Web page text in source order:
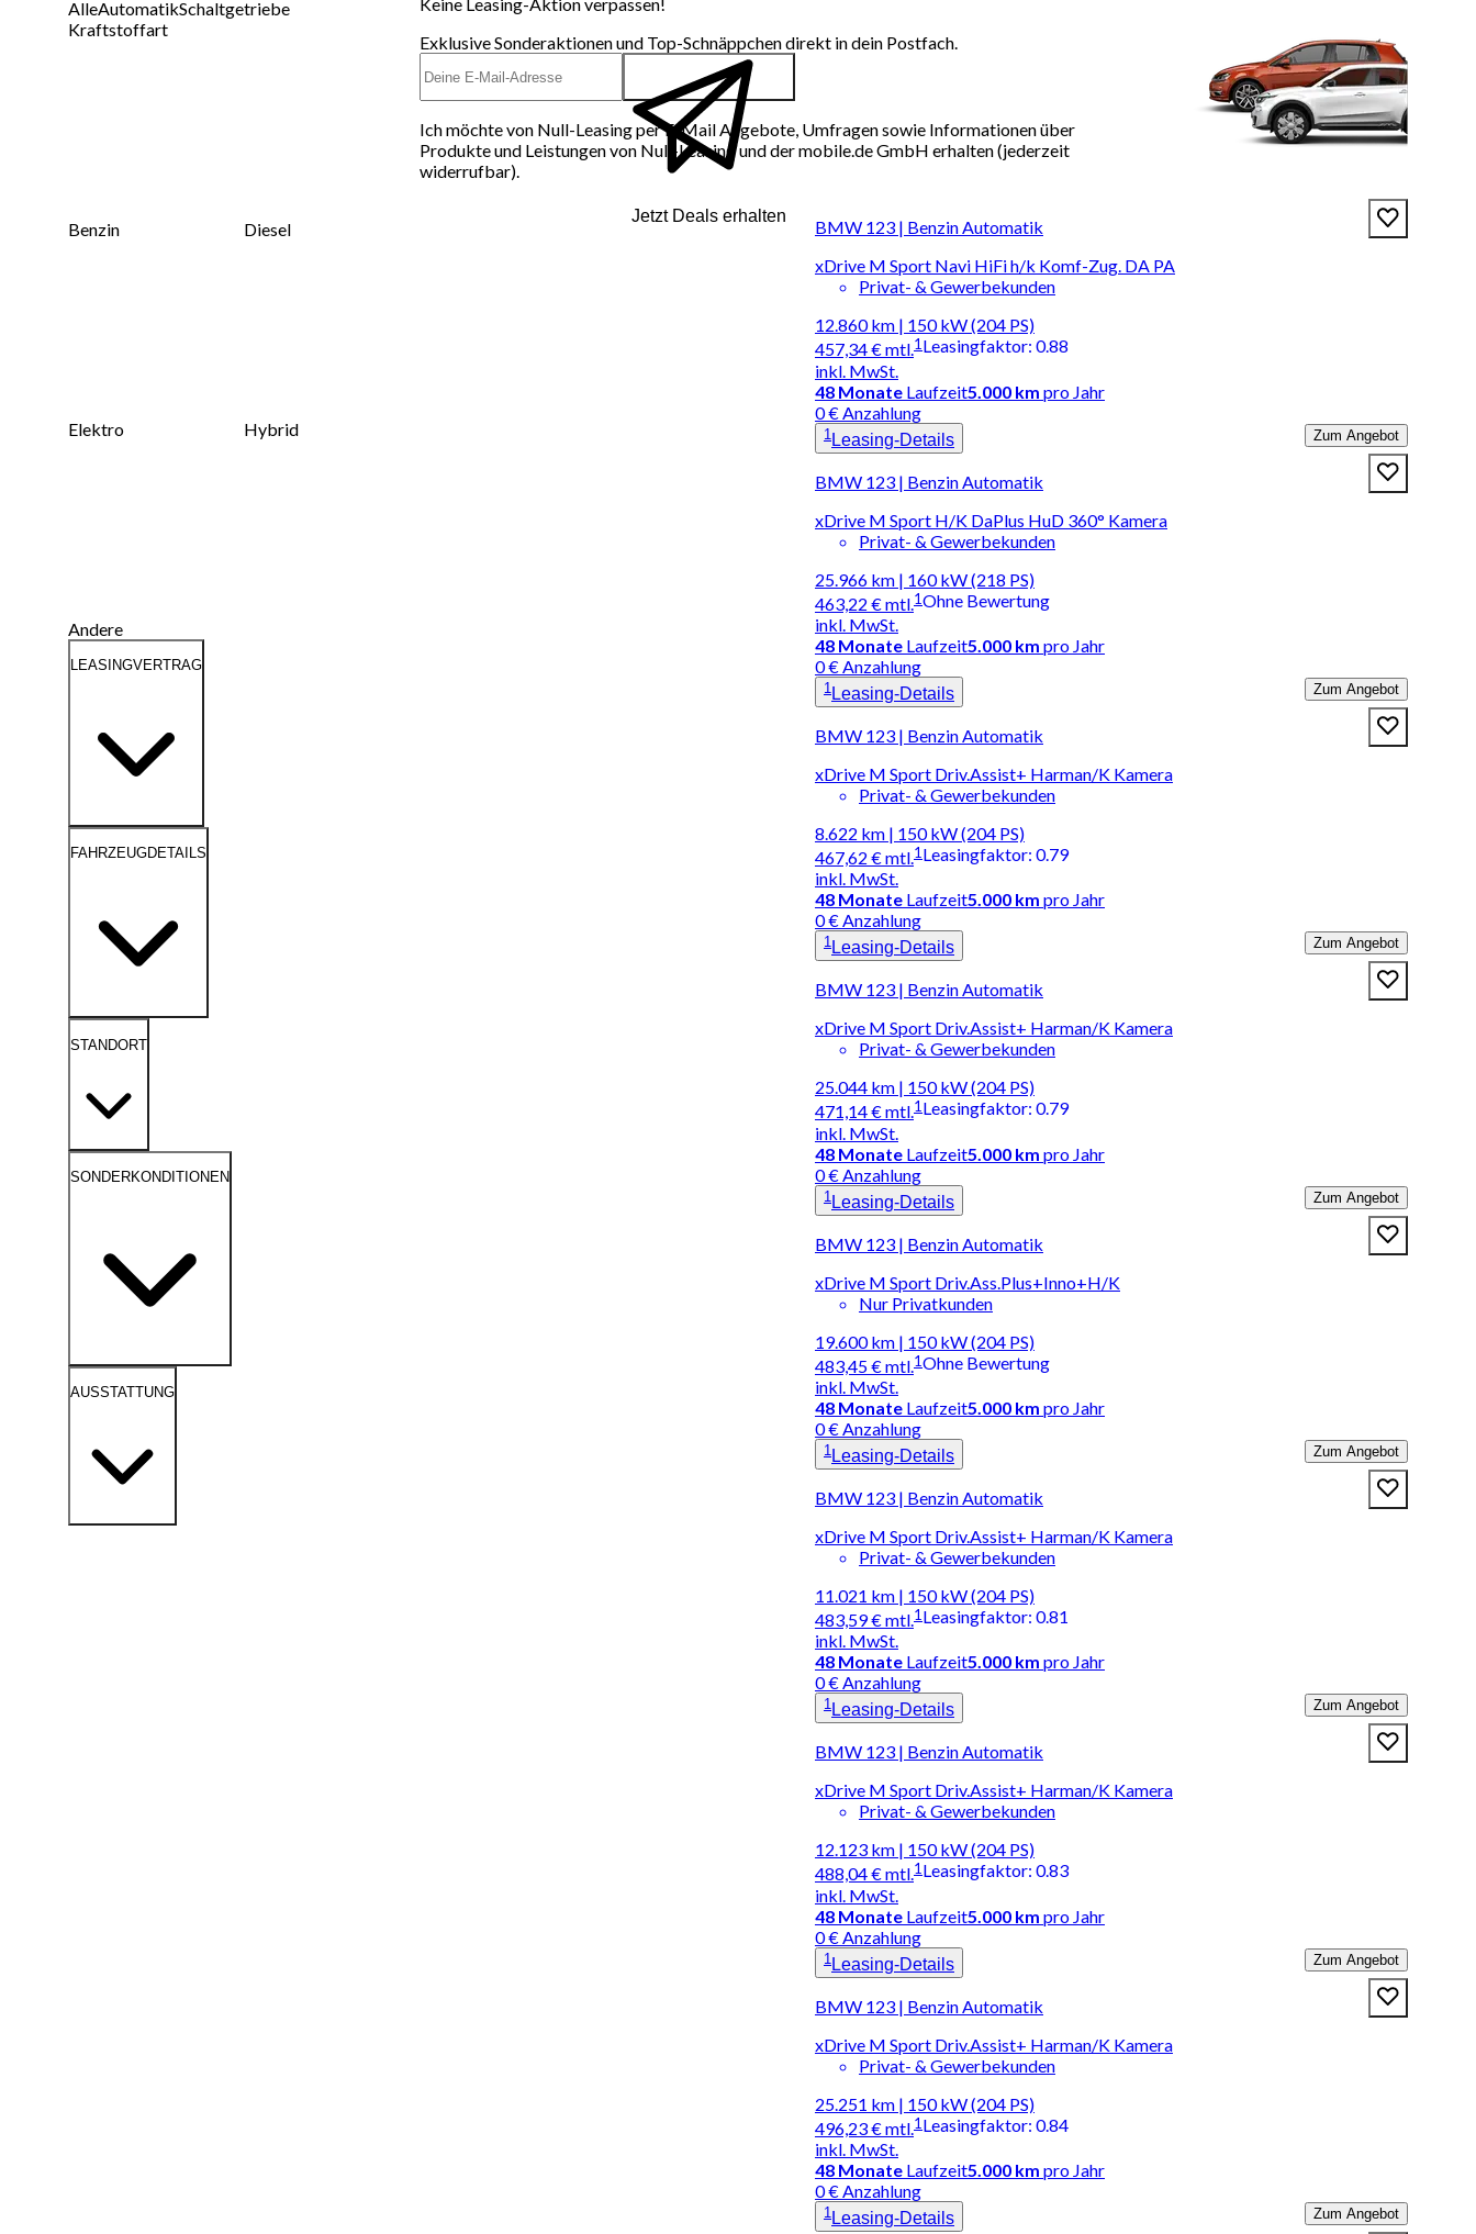
AlleAutomatikSchaltgetriebe
Kraftstoffart
Benzin Diesel
Elektro Hybrid
Andere
LEASINGVERTRAG
FAHRZEUGDETAILS
STANDORT
SONDERKONDITIONEN
AUSSTATTUNG
Keine Leasing-Aktion verpassen!
Exklusive Sonderaktionen und Top-Schnäppchen direkt in dein Postfach.
Jetzt Deals erhalten
Ich möchte von Null-Leasing per E-Mail Angebote, Umfragen sowie Informationen über
Produkte und Leistungen von Null-Leasing und der mobile.de GmbH erhalten (jederzeit
widerrufbar).
BMW 123 | Benzin Automatik
xDrive M Sport Navi HiFi h/k Komf-Zug. DA PA
Privat- & Gewerbekunden
12.860 km | 150 kW (204 PS)
457,34 €mtl.1
inkl. MwSt.
Leasingfaktor: 0.88
48 Monate Laufzeit5.000 km pro Jahr
0 € Anzahlung
1 Leasing-Details Zum Angebot
BMW 123 | Benzin Automatik
xDrive M Sport H/K DaPlus HuD 360° Kamera
Privat- & Gewerbekunden
25.966 km | 160 kW (218 PS)
463,22 €mtl.1
inkl. MwSt.
Ohne Bewertung
48 Monate Laufzeit5.000 km pro Jahr
0 € Anzahlung
1 Leasing-Details Zum Angebot
BMW 123 | Benzin Automatik
xDrive M Sport Driv.Assist+ Harman/K Kamera
Privat- & Gewerbekunden
8.622 km | 150 kW (204 PS)
467,62 €mtl.1
inkl. MwSt.
Leasingfaktor: 0.79
48 Monate Laufzeit5.000 km pro Jahr
0 € Anzahlung
1Leasing-Details Zum Angebot
BMW 123 | Benzin Automatik
xDrive M Sport Driv.Assist+ Harman/K Kamera
Privat- & Gewerbekunden
25.044 km | 150 kW (204 PS)
471,14 €mtl.1
inkl. MwSt.
Leasingfaktor: 0.79
48 Monate Laufzeit5.000 km pro Jahr
0 € Anzahlung
1 Leasing-Details Zum Angebot
BMW 123 | Benzin Automatik
xDrive M Sport Driv.Ass.Plus+Inno+H/K
Nur Privatkunden
19.600 km | 150 kW (204 PS)
483,45 €mtl.1
inkl. MwSt.
Ohne Bewertung
48 Monate Laufzeit5.000 km pro Jahr
0 € Anzahlung
1 Leasing-Details Zum Angebot
BMW 123 | Benzin Automatik
xDrive M Sport Driv.Assist+ Harman/K Kamera
Privat- & Gewerbekunden
11.021 km | 150 kW (204 PS)
483,59 €mtl.1
inkl. MwSt.
Leasingfaktor: 0.81
48 Monate Laufzeit5.000 km pro Jahr
0 € Anzahlung
1Leasing-Details Zum Angebot
BMW 123 | Benzin Automatik
xDrive M Sport Driv.Assist+ Harman/K Kamera
Privat- & Gewerbekunden
12.123 km | 150 kW (204 PS)
488,04 €mtl.1
inkl. MwSt.
Leasingfaktor: 0.83
48 Monate Laufzeit5.000 km pro Jahr
0 € Anzahlung
1 Leasing-Details Zum Angebot
BMW 123 | Benzin Automatik
xDrive M Sport Driv.Assist+ Harman/K Kamera
Privat- & Gewerbekunden
25.251 km | 150 kW (204 PS)
496,23 €mtl.1
inkl. MwSt.
Leasingfaktor: 0.84
48 Monate Laufzeit5.000 km pro Jahr
0 € Anzahlung
1 Leasing-Details Zum Angebot